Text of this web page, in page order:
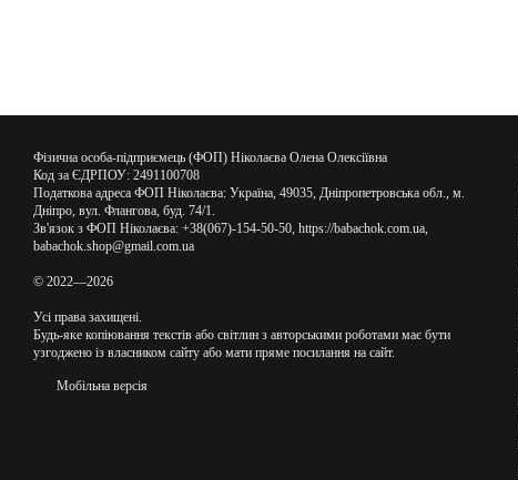
Фізична особа-підприємець (ФОП) Ніколаєва Олена Олексіївна
Код за ЄДРПОУ: 2491100708
Податкова адреса ФОП Ніколаєва: Україна, 49035, Дніпропетровська обл., м.
Дніпро, вул. Флангова, буд. 74/1.
Зв'язок з ФОП Ніколаєва: +38(067)-154-50-50, https://babachok.com.ua,
babachok.shop@gmail.com.ua
© 2022—2026
Усі права захищені.
Будь-яке копіювання текстів або світлин з авторськими роботами має бути
узгоджено із власником сайту або мати пряме посилання на сайт.
Мобільна версія